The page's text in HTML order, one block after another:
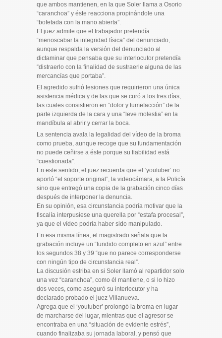
que ambos mantienen, en la que Soler llama a Osorio
“caranchoa” y éste reacciona propinándole una
“bofetada con la mano abierta”.
El juez admite que el trabajador pretendía
“menoscabar la integridad física” del denunciado,
aunque respalda la versión del denunciado al
dictaminar que pensaba que su interlocutor pretendía
“distraerlo con la finalidad de sustraerle alguna de las
mercancías que portaba”.
El agredido sufrió lesiones que requirieron una única
asistencia médica y de las que se curó a los tres días,
las cuales consistieron en “dolor y tumefacción” de la
parte izquierda de la cara y una “leve molestia” en la
mandíbula al abrir y cerrar la boca.
La sentencia avala la legalidad del vídeo de la broma
como prueba, aunque recoge que su fundamentación
no puede ceñirse a éste porque su fiabilidad está
“cuestionada”.
En este sentido, el juez recuerda que el ‘youtuber’ no
aportó “el soporte original”, la videocámara, a la Policía
sino que entregó una copia de la grabación cinco días
después de interponer la denuncia.
En su opinión, esa circunstancia podría motivar que la
fiscalía interpusiese una querella por “estafa procesal”,
ya que el vídeo podría haber sido manipulado.
En esa misma línea, el magistrado señala que la
grabación incluye un “fundido completo en azul” entre
los segundos 38 y 39 “que no parece corresponderse
con ningún tipo de circunstancia real”.
La discusión estriba en si Soler llamó al repartidor solo
una vez “caranchoa”, como él mantiene, o si lo hizo
dos veces, como aseguró su interlocutor y ha
declarado probado el juez Villanueva.
Agrega que el ‘youtuber’ prolongó la broma en lugar
de marcharse del lugar, mientras que el agresor se
encontraba en una “situación de evidente estrés”,
cuando finalizaba su jornada laboral, y pensó que